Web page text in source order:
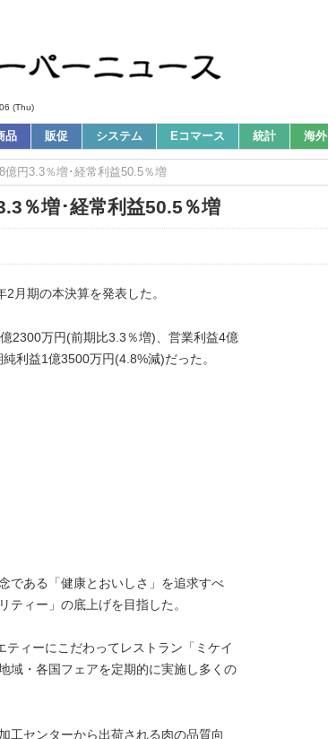
(Thu)
品 販促 システム Eコマース 統計 海外
円3.3％増･経常利益50.5％増
％増･経常利益50.5％増
月期の本決算を発表した。
2300万円(前期比3.3％増)、営業利益4億
利益1億3500万円(4.8%減)だった。
である「健康とおいしさ」を追求すべ
ティー」の底上げを目指した。
ィーにこだわってレストラン「ミケイ
域・各国フェアを定期的に実施し多くの
工センターから出荷される肉の品質向